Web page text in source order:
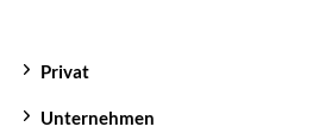
Privat
Unternehmen